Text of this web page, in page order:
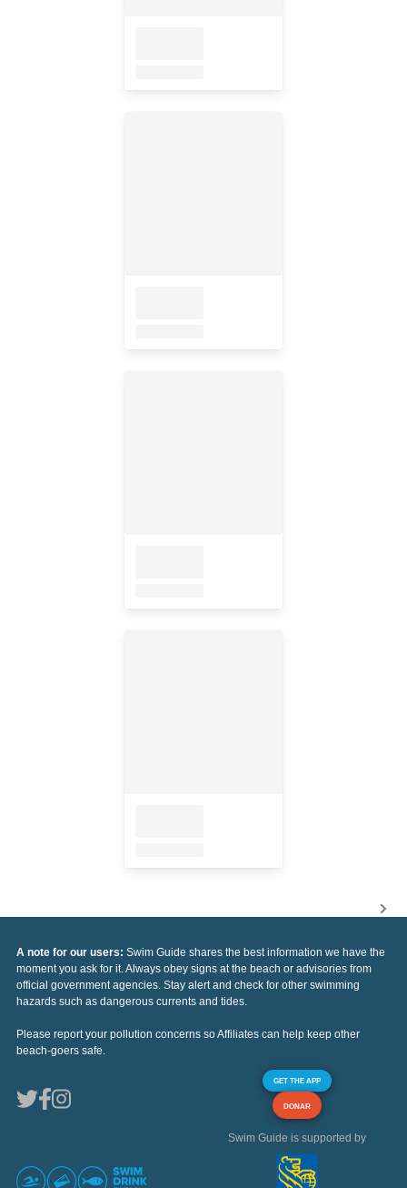
A note for our users: Swim Guide shares the best information we have the
moment you ask for it. Always obey signs at the beach or advisories from
official government agencies. Stay alert and check for other swimming
hazards such as dangerous currents and tides.
Please report your pollution concerns so Affiliates can help keep other
beach-goers safe.
GET THE APP
DONAR
Swim Guide is supported by